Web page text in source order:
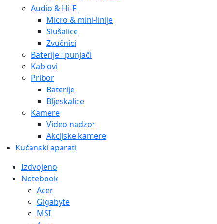
Audio & Hi-Fi
Micro & mini-linije
Slušalice
Zvučnici
Baterije i punjači
Kablovi
Pribor
Baterije
Bljeskalice
Kamere
Video nadzor
Akcijske kamere
Kućanski aparati
Izdvojeno
Notebook
Acer
Gigabyte
MSI